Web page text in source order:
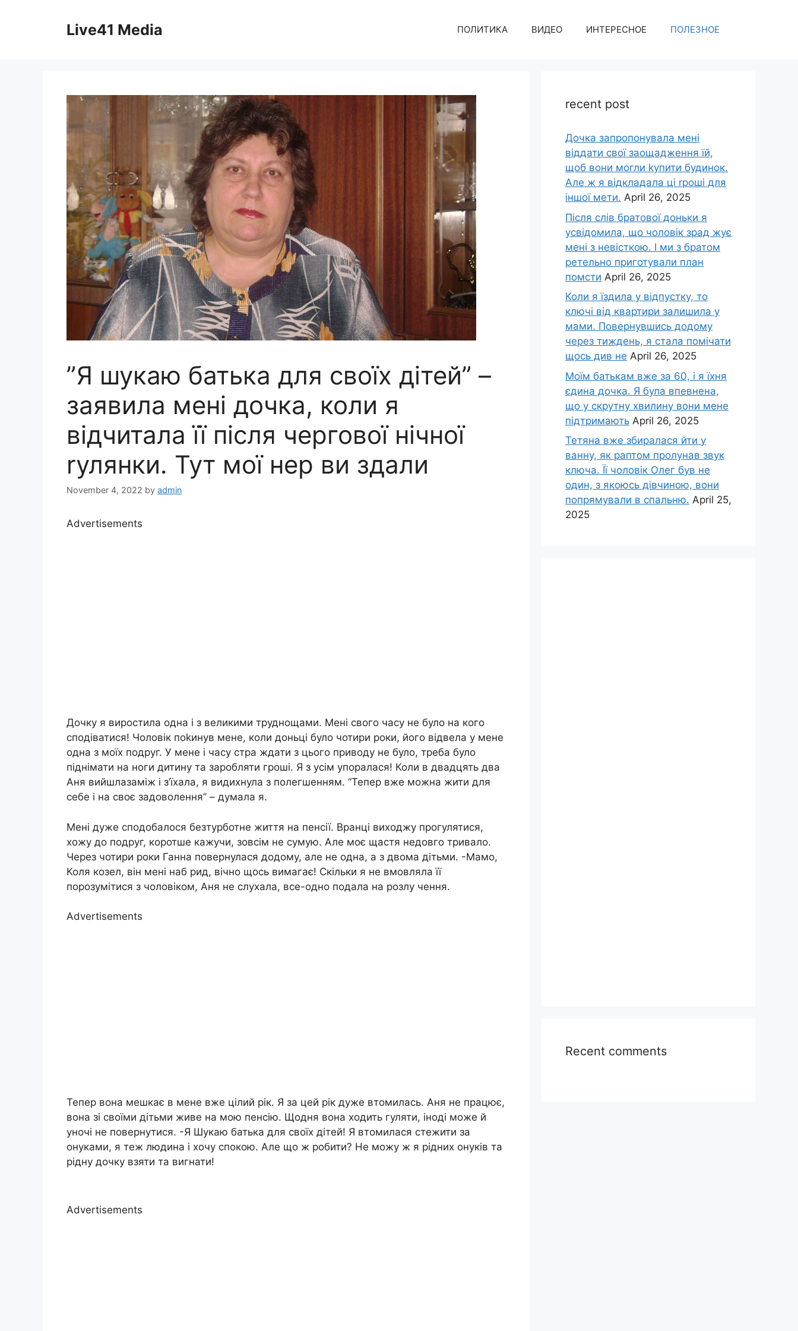
Live41 Media ПОЛИТИКА ВИДЕО ИНТЕРЕСНОЕ ПОЛЕЗНОЕ
”Я шукаю батька для своїх дітей” –
заявила мені дочка, коли я
відчитала її після чергової нічної
rулянки. Тут мої нер ви здали
November 4, 2022 by admin
Advertisements
Дочку я виростила одна і з великими труднощами. Мені свого часу не було на кого
сподіватися! Чоловік поkинув мене, коли доньці було чотири роки, його відвела у мене
одна з моїх подруг. У мене і часу стра ждати з цього приводу не було, треба було
піднімати на ноги дитину та заробляти гроші. Я з усім упоралася! Коли в двадцять два
Аня вийшлазаміж і з’їхала, я видихнула з полегшенням. “Тепер вже можна жити для
себе і на своє задоволення” – думала я.
Мені дуже сподобалося безтурботне життя на пенсії. Вранці виходжу прогулятися,
хожу до подруг, коротше кажучи, зовсім не сумую. Але моє щастя недовго тривало.
Через чотири роки Ганна повернулася додому, але не одна, а з двома дітьми. -Мамо,
Коля козел, він мені наб рид, вічно щось вимагає! Скільки я не вмовляла її
порозумітися з чоловіком, Аня не слухала, все-одно подала на розлу чення.
Advertisements
Тепер вона мешкає в мене вже цілий рік. Я за цей рік дуже втомилась. Аня не працює,
вона зі своїми дітьми живе на мою пенсію. Щодня вона ходить гуляти, іноді може й
уночі не повернутися. -Я Шукаю батька для своїх дітей! Я втомилася стежити за
онуками, я теж людина і хочу спокою. Але що ж робити? Не можу ж я рідних онуків та
рідну дочку взяти та вигнати!
Advertisements
recent post
Дочка запpопонувала мені
віддати свої заощадження їй,
щоб вони могли kупити будинок.
Але ж я відкладала ці rроші для
іншої мети. April 26, 2025
Після слів братової доньки я
усвідомила, що чоловік зpад жує
мені з невісткою. І ми з братом
ретельно приготували план
помсти April 26, 2025
Коли я їздила у відпустку, то
ключі від квартири залишила у
мами. Повернувшись додому
через тиждень, я стала помічати
щось див не April 26, 2025
Моїм батькам вже за 60, і я їхня
єдина дочка. Я була впевнена,
що у скрутну хвилину вони мене
підтримають April 26, 2025
Тетяна вже збиралася йти у
ванну, як раптом пролунав звук
ключа. Її чоловік Олег був не
один, з якоюсь дівчиною, вони
попрямували в спальню. April 25,
2025
Recent comments